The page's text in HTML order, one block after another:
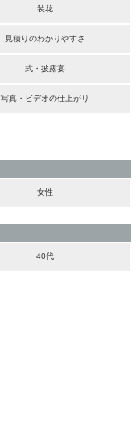
装花
見積りのわかりやすさ
式・披露宴
写真・ビデオの仕上がり
女性
40代